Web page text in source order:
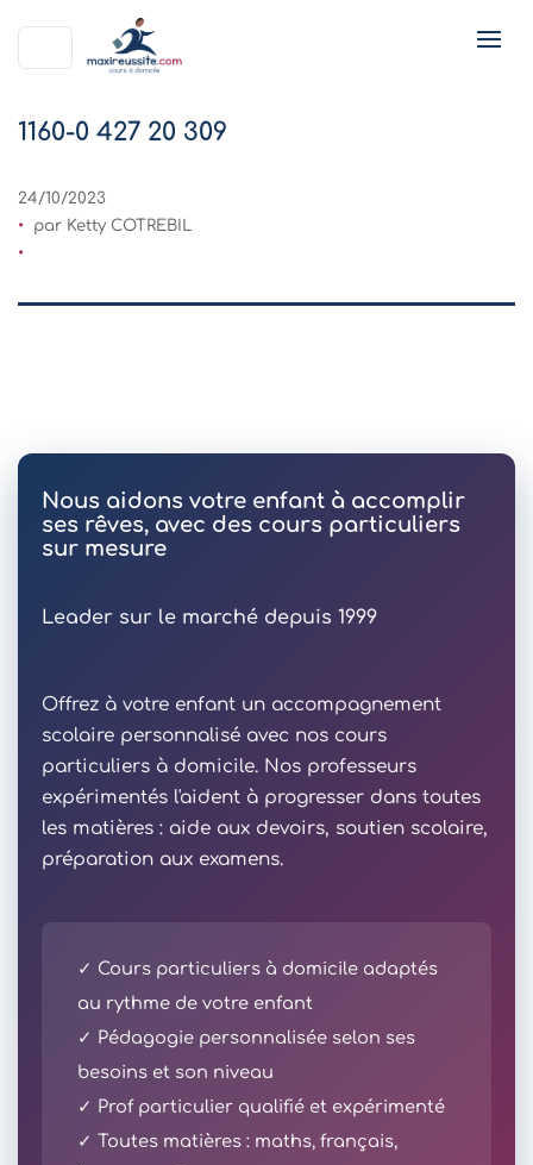
1160-0 427 20 309
24/10/2023
par Ketty COTREBIL
Nous aidons votre enfant à accomplir
ses rêves, avec des cours particuliers
sur mesure
Leader sur le marché depuis 1999
Offrez à votre enfant un accompagnement
scolaire personnalisé avec nos cours
particuliers à domicile. Nos professeurs
expérimentés l'aident à progresser dans toutes
les matières : aide aux devoirs, soutien scolaire,
préparation aux examens.
✓ Cours particuliers à domicile adaptés
au rythme de votre enfant
✓ Pédagogie personnalisée selon ses
besoins et son niveau
✓ Prof particulier qualifié et expérimenté
✓ Toutes matières : maths, français,